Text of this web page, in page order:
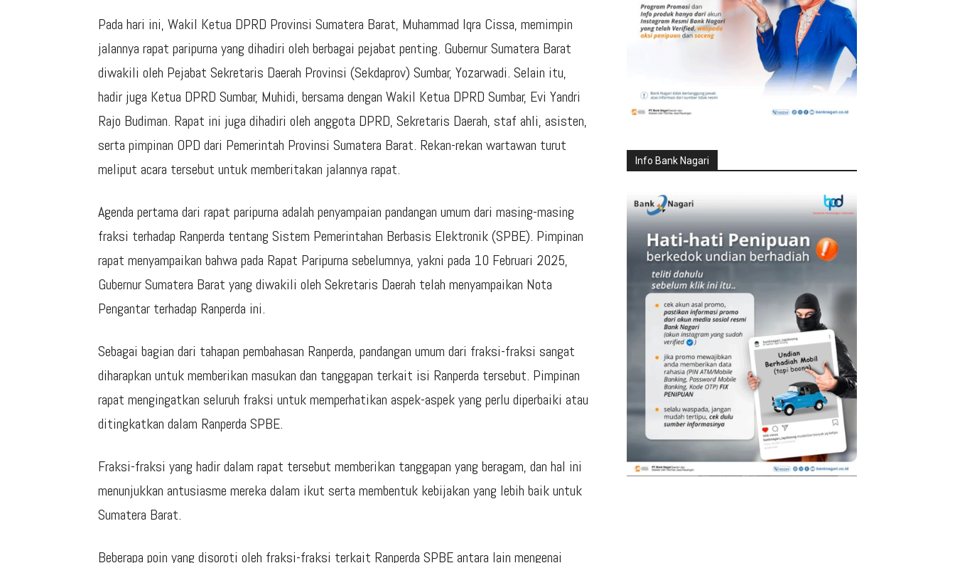
Pada hari ini, Wakil Ketua DPRD Provinsi Sumatera Barat, Muhammad Iqra Cissa, memimpin
jalannya rapat paripurna yang dihadiri oleh berbagai pejabat penting. Gubernur Sumatera Barat
diwakili oleh Pejabat Sekretaris Daerah Provinsi (Sekdaprov) Sumbar, Yozarwadi. Selain itu,
hadir juga Ketua DPRD Sumbar, Muhidi, bersama dengan Wakil Ketua DPRD Sumbar, Evi Yandri
Rajo Budiman. Rapat ini juga dihadiri oleh anggota DPRD, Sekretaris Daerah, staf ahli, asisten,
serta pimpinan OPD dari Pemerintah Provinsi Sumatera Barat. Rekan-rekan wartawan turut
meliput acara tersebut untuk memberitakan jalannya rapat.
Agenda pertama dari rapat paripurna adalah penyampaian pandangan umum dari masing-masing
fraksi terhadap Ranperda tentang Sistem Pemerintahan Berbasis Elektronik (SPBE). Pimpinan
rapat menyampaikan bahwa pada Rapat Paripurna sebelumnya, yakni pada 10 Februari 2025,
Gubernur Sumatera Barat yang diwakili oleh Sekretaris Daerah telah menyampaikan Nota
Pengantar terhadap Ranperda ini.
Sebagai bagian dari tahapan pembahasan Ranperda, pandangan umum dari fraksi-fraksi sangat
diharapkan untuk memberikan masukan dan tanggapan terkait isi Ranperda tersebut. Pimpinan
rapat mengingatkan seluruh fraksi untuk memperhatikan aspek-aspek yang perlu diperbaiki atau
ditingkatkan dalam Ranperda SPBE.
Fraksi-fraksi yang hadir dalam rapat tersebut memberikan tanggapan yang beragam, dan hal ini
menunjukkan antusiasme mereka dalam ikut serta membentuk kebijakan yang lebih baik untuk
Sumatera Barat.
Beberapa poin yang disoroti oleh fraksi-fraksi terkait Ranperda SPBE antara lain mengenai
Info Bank Nagari